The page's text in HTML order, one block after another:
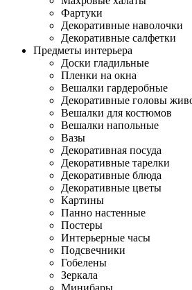
Фартуки
Декоративные наволочки
Декоративные салфетки
Предметы интерьера
Доски гладильные
Пленки на окна
Вешалки гардеробные
Декоративные головы
Вешалки для костюмов
Вешалки напольные
Вазы
Декоративная посуда
Декоративные тарелки
Декоративные блюда
Декоративные цветы
Картины
Панно настенные
Постеры
Интерьерные часы
Подсвечники
Гобелены
Зеркала
Минибары